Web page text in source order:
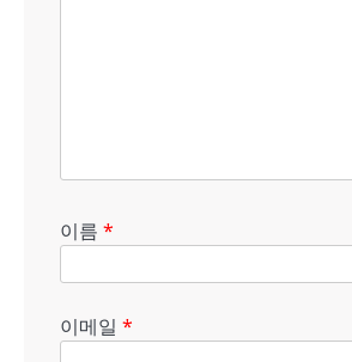
이름 *
이메일 *